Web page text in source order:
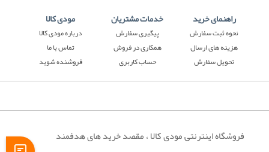
راهنمای خرید
نحوه ثبت سفارش
هزینه های ارسال
تحویل سفارش
خدمات مشتریان
پیگیری سفارش
همکاری در فروش
حساب کاربری
مودی کالا
درباره مودی کالا
تماس با ما
فروشنده شوید
فروشگاه اینترنتی مودی کالا ، مقصد خرید های هدفمند